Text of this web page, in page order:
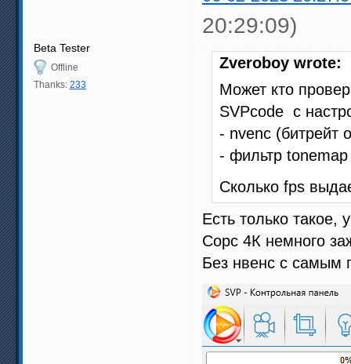
20:29:09)
Beta Tester
Offline
Thanks: 233
Zveroboy wrote:
Может кто
SVPcode c
- nvenc (битрейт
- фильтр tonemap
Сколько fps
Есть только такое,
Сорс 4К немного
Без нвенс с самым